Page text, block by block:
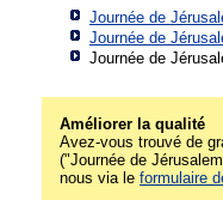
Journée de
Journée de
Journée de
Améliorer la qualité
Avez-vous trouvé de
("Journée de
nous via le formulaire